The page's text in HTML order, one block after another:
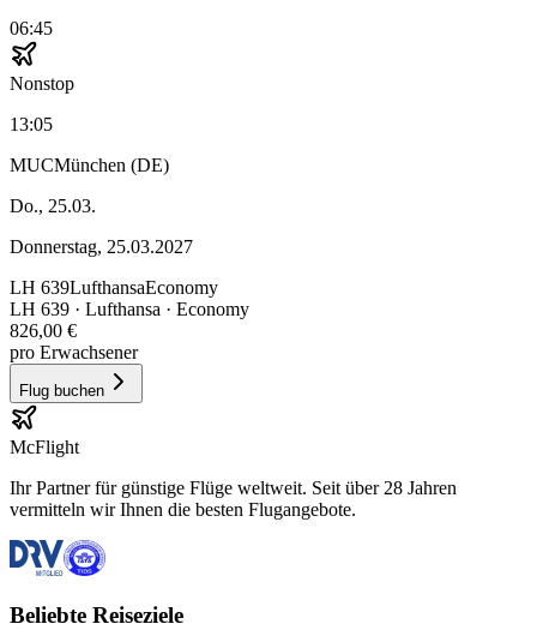
06:45
Nonstop
13:05
MUCMünchen (DE)
Do., 25.03.
Donnerstag, 25.03.2027
LH 639LufthansaEconomy
LH 639 · Lufthansa · Economy
826,00 €
pro Erwachsener
Flug buchen
McFlight
Ihr Partner für günstige Flüge weltweit. Seit über 28 Jahren
vermitteln wir Ihnen die besten Flugangebote.
Beliebte Reiseziele